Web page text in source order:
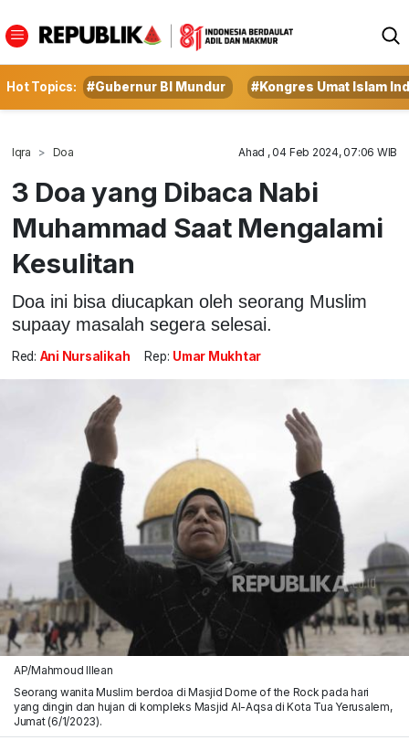
Hot Topics: #Gubernur BI Mundur #Kongres Umat Islam
Iqra Doa Ahad , 04 Feb 2024, 07:06 WIB
3 Doa yang Dibaca Nabi
Muhammad Saat Mengalami
Kesulitan
Doa ini bisa diucapkan oleh seorang Muslim
supaay masalah segera selesai.
Red: Ani Nursalikah Rep: Umar Mukhtar
AP/Mahmoud Illean
Seorang wanita Muslim berdoa di Masjid Dome of the Rock pada hari
yang dingin dan hujan di kompleks Masjid Al-Aqsa di Kota Tua Yerusalem,
Jumat (6/1/2023).